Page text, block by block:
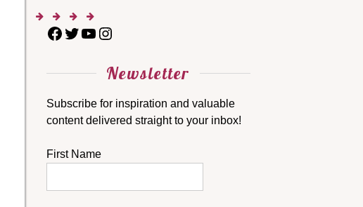
Newsletter
Subscribe for inspiration and valuable
content delivered straight to your inbox!
First Name